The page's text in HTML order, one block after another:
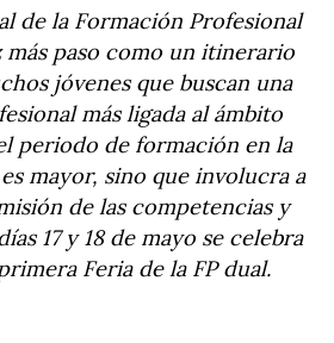
de la Formación Profesional
más paso como un itinerario
jóvenes que buscan una
más ligada al ámbito
periodo de formación en la
mayor, sino que involucra a
de las competencias y
17 y 18 de mayo se celebra
Feria de la FP dual.